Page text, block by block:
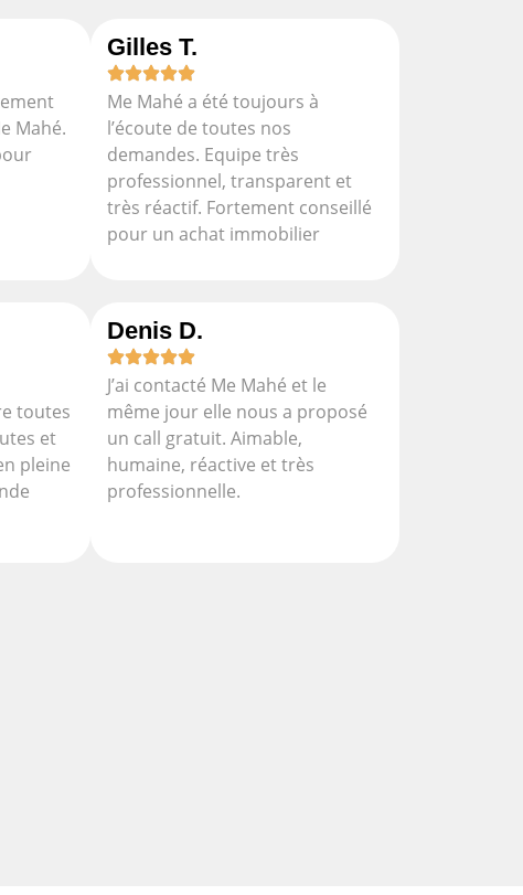
Mahé.
Gilles T.
Me Mahé a été toujours à
l’écoute de toutes nos
demandes. Equipe très
professionnel, transparent et
très réactif. Fortement conseillé
pour un achat immobilier
toutes
et
pleine
Denis D.
J’ai contacté Me Mahé et le
même jour elle nous a proposé
un call gratuit. Aimable,
humaine, réactive et très
professionnelle.